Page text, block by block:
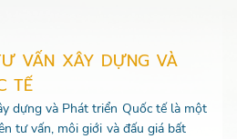
VẤN XÂY DỰNG VÀ
TẾ
dựng và Phát triển Quốc tế là một
tư vấn, môi giới và đấu giá bất